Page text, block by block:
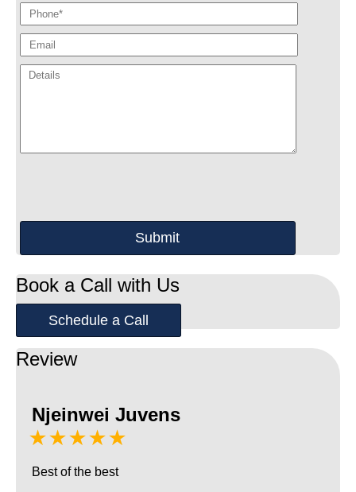
Book a Call with Us
Schedule a Call
Review
Njeinwei Juvens
★★★★★
Best of the best